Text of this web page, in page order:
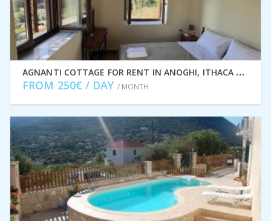
A
GNANTI COTTAGE FOR RENT IN ANOGHI, ITHACA GREECE IDMVR003ANO
FROM 250€ / DAY / MONTH